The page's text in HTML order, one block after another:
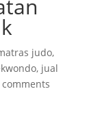
judo,
, jual
comments